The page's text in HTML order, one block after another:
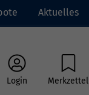
Aktuelles
Login Merkzettel